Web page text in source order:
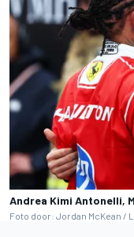
Andrea Kimi Antonelli,
Foto door: Jordan McKean /